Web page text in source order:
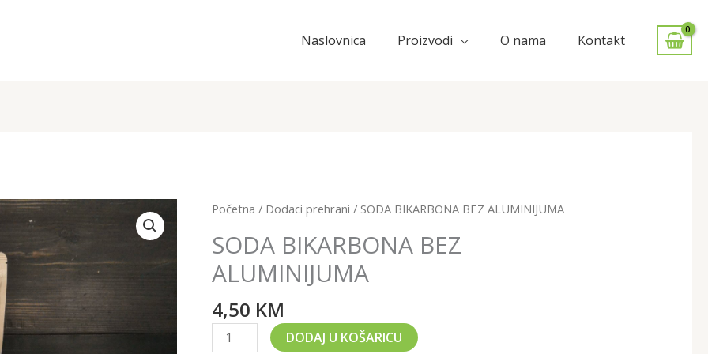
Naslovnica Proizvodi O nama Kontakt
Početna / Dodaci prehrani / SODA BIKARBONA BEZ ALUMINIJUMA
SODA BIKARBONA BEZ
ALUMINIJUMA
4,50 KM
SODA
BEZ
ALUMINIJUMA
količina
DODAJ U KOŠARICU